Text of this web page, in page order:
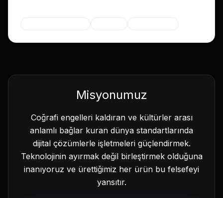
Misyonumuz
Coğrafi engelleri kaldıran ve kültürler arası
anlamlı bağlar kuran dünya standartlarında
dijital çözümlerle işletmeleri güçlendirmek.
Teknolojinin ayırmak değil birleştirmek olduğuna
inanıyoruz ve ürettiğimiz her ürün bu felsefeyi
yansıtır.